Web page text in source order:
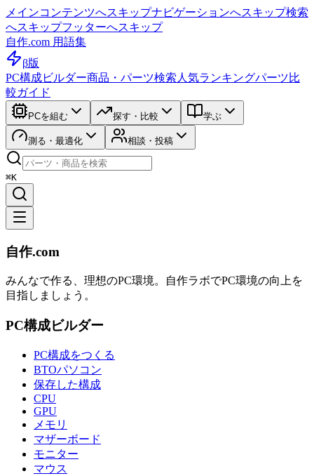
メインコンテンツへスキップナビゲーションへスキップ検索
へスキップフッターへスキップ
自作.com 用語集
β版
PC構成ビルダー商品・パーツ検索 人気ランキングパーツ比
較ガイド
PCを組む 探す・比較 学ぶ
測る・最適化 相談・投稿
⌘K
自作.com
みんなで作る、理想のPC環境。 自作ラボでPC環境の向上を
目指しましょう。
PC構成ビルダー
PC構成をつくる
BTOパソコン
保存した構成
CPU
GPU
メモリ
マザーボード
モニター
マウス